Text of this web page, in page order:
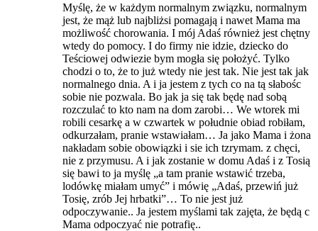
Myślę, że w każdym normalnym związku, normalnym
jest, że mąż lub najbliżsi pomagają i nawet Mama ma
możliwość chorowania. I mój Adaś również jest chętny
wtedy do pomocy. I do firmy nie idzie, dziecko do
Teściowej odwiezie bym mogła się położyć. Tylko
chodzi o to, że to już wtedy nie jest tak. Nie jest tak jak
normalnego dnia. A i ja jestem z tych co na tą słabośc
sobie nie pozwala. Bo jak ja się tak będę nad sobą
rozczulać to kto nam na dom zarobi… We wtorek mi
robili cesarkę a w czwartek w południe obiad robiłam,
odkurzałam, pranie wstawiałam… Ja jako Mama i żona
nakładam sobie obowiązki i sie ich tzrymam. z chęci,
nie z przymusu. A i jak zostanie w domu Adaś i z Tosią
się bawi to ja myślę „a tam pranie wstawić trzeba,
lodówkę miałam umyć” i mówię „Adaś, przewiń już
Tosię, zrób Jej hrbatki”… To nie jest już
odpoczywanie.. Ja jestem myślami tak zajęta, że będą c
Mama odpoczyać nie potrafię..